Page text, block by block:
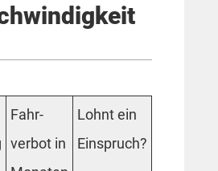
Fahr­
verbot in
Lohnt ein
Einspruch?